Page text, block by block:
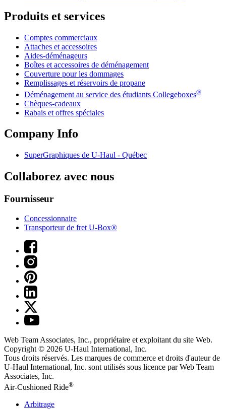
Produits et services
Comptes commerciaux
Attaches et accessoires
Aides-déménageurs
Boîtes et accessoires de déménagement
Couverture pour les dommages
Remplissages et réservoirs de propane
Déménagement au service des étudiants Collegeboxes®
Chèques-cadeaux
Rabais et offres spéciales
Company Info
SuperGraphiques de U-Haul - Québec
Collaborez avec nous
Fournisseur
Concessionnaire
Transporteur de fret U-Box®
Web Team Associates, Inc., propriétaire et exploitant du site Web.
Copyright © 2026 U-Haul International, Inc.
Tous droits réservés. Les marques de commerce et droits d'auteur de
U-Haul International, Inc. sont utilisés sous licence par Web Team
Associates, Inc.
Air-Cushioned Ride®
Arbitrage